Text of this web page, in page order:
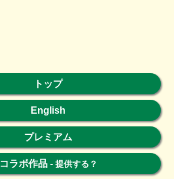
トップ
English
プレミアム
コラボ作品- 提供する？